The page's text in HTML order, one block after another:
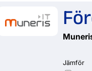
Jämför